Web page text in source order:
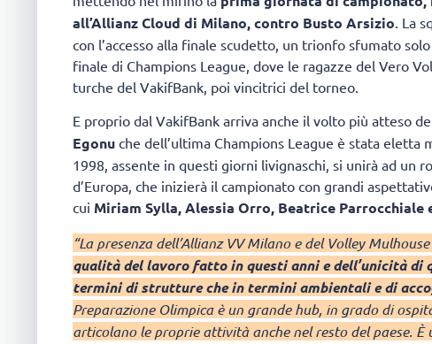
all’Allianz Cloud di Milano, contro Busto Arsizio . La
con l’accesso alla finale scudetto, un trionfo sfumato
finale di Champions League, dove le ragazze del Vero
turche del VakifBank, poi vincitrici del torneo.
E proprio dal VakifBank arriva anche il volto più atteso
Egonu che dell’ultima Champions League è stata eletta
1998, assente in questi giorni livignaschi, si unirà ad un
d’Europa, che inizierà il campionato con grandi
cui Miriam Sylla, Alessia Orro, Beatrice Parrocchiale
“La presenza dell’Allianz VV Milano e del Volley
qualità del lavoro fatto in questi anni e dell’unicità
termini di strutture che in termini ambientali e di
Preparazione Olimpica è un grande hub, in grado di
articolano le proprie attività anche nel resto del paese. È